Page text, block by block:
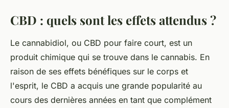
CBD : quels sont les effets attendus ?
Le cannabidiol, ou CBD pour faire court, est un
produit chimique qui se trouve dans le cannabis. En
raison de ses effets bénéfiques sur le corps et
l'esprit, le CBD a acquis une grande popularité au
cours des dernières années en tant que complément